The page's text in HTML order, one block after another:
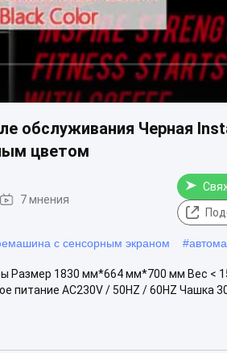
обслуживания Черная
цветом
7 мнения
с сенсорным экраном #
Размер 1830 мм*664 мм*700 мм Вес <
AC230V / 50HZ / 60HZ Чашка